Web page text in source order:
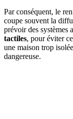
Par conséquent, le
coupe souvent la
prévoir des systèmes
tactiles, pour éviter
une maison trop
dangereuse.